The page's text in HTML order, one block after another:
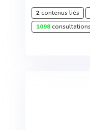
2contenus liés
1098